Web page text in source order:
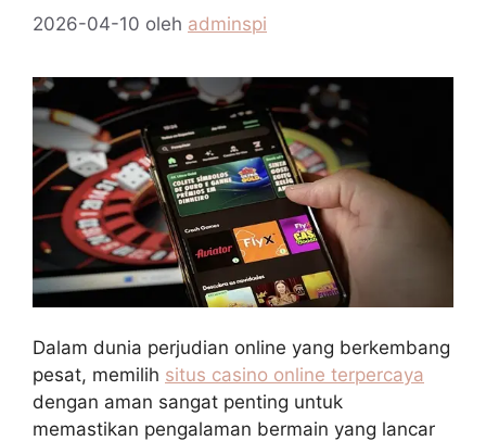
2026-04-10 oleh adminspi
Dalam dunia perjudian online yang berkembang
pesat, memilih situs casino online terpercaya
dengan aman sangat penting untuk
memastikan pengalaman bermain yang lancar